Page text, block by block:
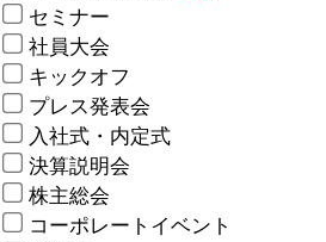
セミナー
社員大会
キックオフ
プレス発表会
入社式・内定式
決算説明会
株主総会
コーポレートイベント